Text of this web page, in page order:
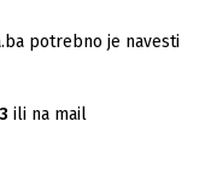
potrebno je navesti
ili na mail